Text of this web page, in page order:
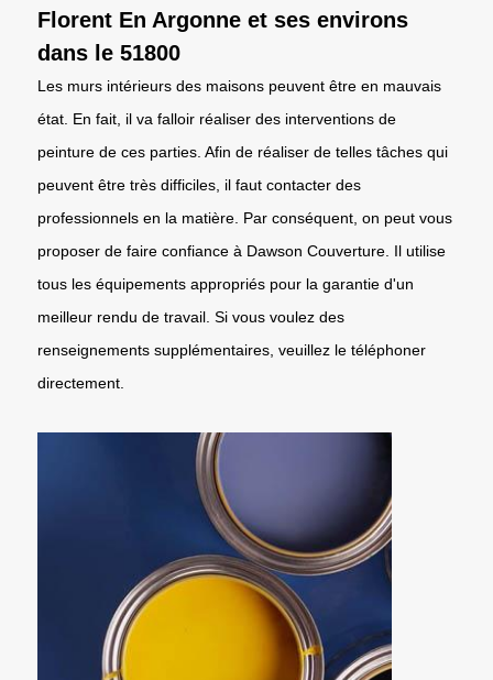
Florent En Argonne et ses environs
dans le 51800
Les murs intérieurs des maisons peuvent être en mauvais
état. En fait, il va falloir réaliser des interventions de
peinture de ces parties. Afin de réaliser de telles tâches qui
peuvent être très difficiles, il faut contacter des
professionnels en la matière. Par conséquent, on peut vous
proposer de faire confiance à Dawson Couverture. Il utilise
tous les équipements appropriés pour la garantie d'un
meilleur rendu de travail. Si vous voulez des
renseignements supplémentaires, veuillez le téléphoner
directement.